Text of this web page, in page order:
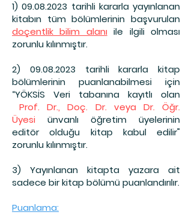
1) 09.08.2023 tarihli kararla yayınlanan
kitabın tüm bölümlerinin başvurulan
doçentlik bilim alanı ile ilgili olması
zorunlu kılınmıştır.
2) 09.08.2023 tarihli kararla kitap
bölümlerinin puanlanabilmesi için
“YÖKSİS Veri tabanına kayıtlı olan
Prof. Dr., Doç. Dr. veya Dr. Öğr.
Üyesi ünvanlı öğretim üyelerinin
editör olduğu kitap kabul edilir"
zorunlu kılınmıştır.
3) Yayınlanan kitapta yazara ait
sadece bir kitap bölümü puanlandırılır.
Puanlama: